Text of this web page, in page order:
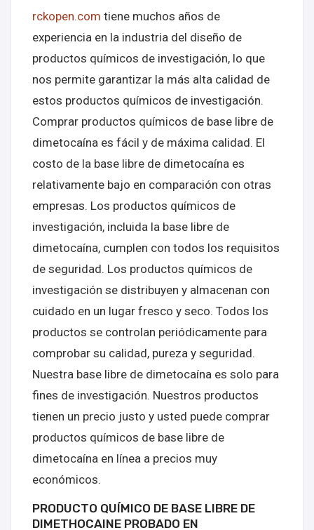
rckopen.com tiene muchos años de
experiencia en la industria del diseño de
productos químicos de investigación, lo que
nos permite garantizar la más alta calidad de
estos productos químicos de investigación.
Comprar productos químicos de base libre de
dimetocaína es fácil y de máxima calidad. El
costo de la base libre de dimetocaína es
relativamente bajo en comparación con otras
empresas. Los productos químicos de
investigación, incluida la base libre de
dimetocaína, cumplen con todos los requisitos
de seguridad. Los productos químicos de
investigación se distribuyen y almacenan con
cuidado en un lugar fresco y seco. Todos los
productos se controlan periódicamente para
comprobar su calidad, pureza y seguridad.
Nuestra base libre de dimetocaína es solo para
fines de investigación. Nuestros productos
tienen un precio justo y usted puede comprar
productos químicos de base libre de
dimetocaína en línea a precios muy
económicos.
PRODUCTO QUÍMICO DE BASE LIBRE DE
DIMETHOCAINE PROBADO EN